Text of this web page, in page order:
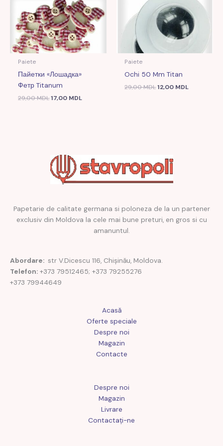
Paiete
Пайетки «Лошадка»
Фетр Titanum
29,00MDL17,00 MDL
Paiete
Ochi 50 Mm Titan
29,00MDL12,00 MDL
Papetarie de calitate germana si poloneza de la un partener
exclusiv din Moldova la cele mai bune preturi, en gros si cu
amanuntul.
Abordare: str V.Dicescu 116, Chișinău, Moldova.
Telefon: +373 79512465; +373 79255276
+373 79944649
Acasă
Oferte speciale
Despre noi
Magazin
Contacte
Despre noi
Magazin
Livrare
Contactaţi-ne